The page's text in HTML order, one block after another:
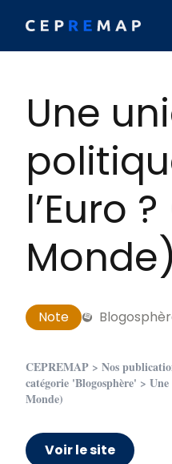
Une
l’Euro
Monde)
Note
CEPREMAP > Nos
catégorie 'Blogosphère' >
Monde)
Voir le site